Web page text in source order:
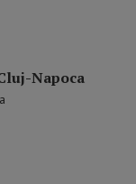
Napoca